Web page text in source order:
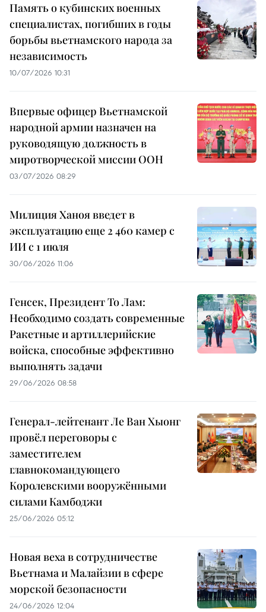
Память о кубинских военных
специалистах, погибших в годы
борьбы вьетнамского народа за
независимость
10/07/2026 10:31
Впервые офицер Вьетнамской
народной армии назначен на
руководящую должность в
миротворческой миссии ООН
03/07/2026 08:29
Милиция Ханоя введет в
эксплуатацию еще 2 460 камер с
ИИ с 1 июля
30/06/2026 11:06
Генсек, Президент То Лам:
Необходимо создать современные
Ракетные и артиллерийские
войска, способные эффективно
выполнять задачи
29/06/2026 08:58
Генерал-лейтенант Ле Ван Хыонг
провёл переговоры с
заместителем
главнокомандующего
Королевскими вооружёнными
силами Камбоджи
25/06/2026 05:12
Новая веха в сотрудничестве
Вьетнама и Малайзии в сфере
морской безопасности
24/06/2026 12:04